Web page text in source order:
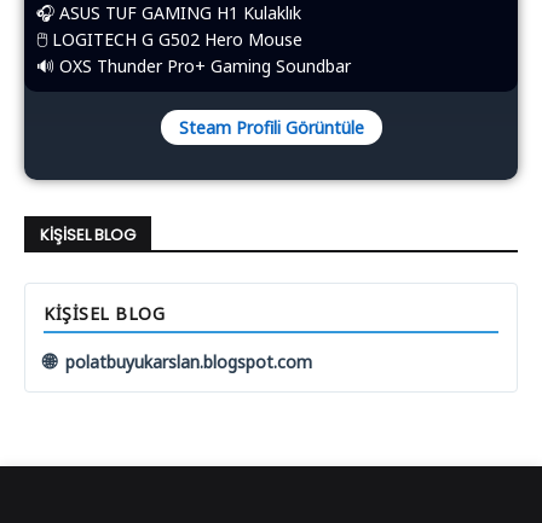
🎧 ASUS TUF GAMING H1 Kulaklık
🖱️​ LOGITECH G G502 Hero Mouse
🔊 OXS Thunder Pro+ Gaming Soundbar
Steam Profili Görüntüle
KIŞISEL BLOG
KIŞISEL BLOG
🌐 polatbuyukarslan.blogspot.com